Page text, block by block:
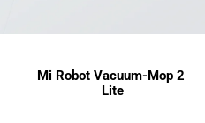
Mi Robot Vacuum-Mop 2
Lite